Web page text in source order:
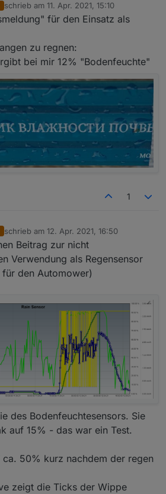
schrieb am 11. Apr. 2021, 15:10
zuletzt editiert von
für den Einsatz als
zu regnen:
bei mir 12% "Bodenfeuchte"
1
schrieb am 12. Apr. 2021, 16:50
zuletzt editiert von
Beitrag zur nicht
Verwendung als Regensensor
den Automower)
des Bodenfeuchtesensors. Sie
auf 15% - das war ein Test.
ca. 50% kurz nachdem der regen
zeigt die Ticks der Wippe